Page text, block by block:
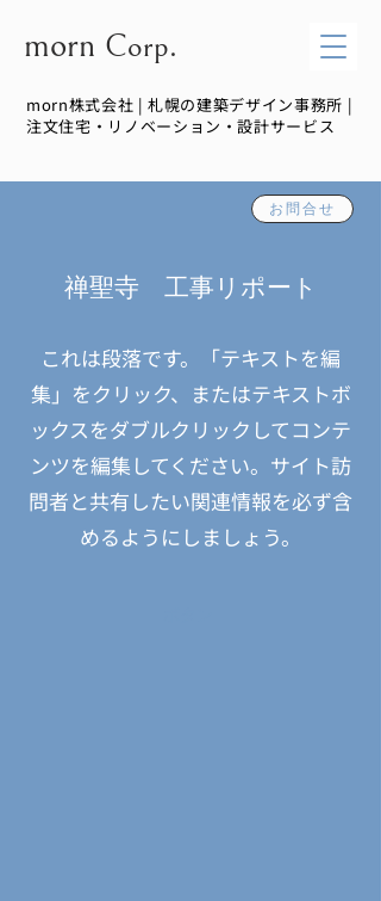
morn Corp.
morn株式会社 | 札幌の建築デザイン事務所 |
注文住宅・リノベーション・設計サービス
お問合せ
禅聖寺 工事リポート
これは段落です。「テキストを編
集」をクリック、またはテキストボ
ックスをダブルクリックしてコンテ
ンツを編集してください。サイト訪
問者と共有したい関連情報を必ず含
めるようにしましょう。